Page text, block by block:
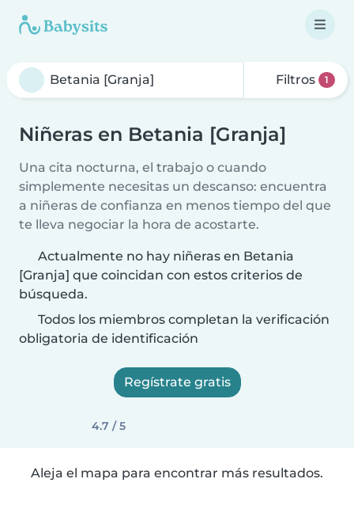
Filtros 1
Niñeras en Betania [Granja]
Una cita nocturna, el trabajo o cuando
simplemente necesitas un descanso: encuentra
a niñeras de confianza en menos tiempo del que
te lleva negociar la hora de acostarte.
Actualmente no hay niñeras en Betania
[Granja] que coincidan con estos criterios de
búsqueda.
Todos los miembros completan la verificación
obligatoria de identificación
Regístrate gratis
4.7 / 5
Aleja el mapa para encontrar más resultados.